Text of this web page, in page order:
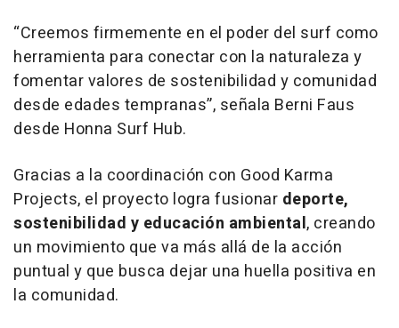
“Creemos firmemente en el poder del surf como
herramienta para conectar con la naturaleza y
fomentar valores de sostenibilidad y comunidad
desde edades tempranas”, señala Berni Faus
desde Honna Surf Hub.
Gracias a la coordinación con Good Karma
Projects, el proyecto logra fusionar deporte,
sostenibilidad y educación ambiental, creando
un movimiento que va más allá de la acción
puntual y que busca dejar una huella positiva en
la comunidad.